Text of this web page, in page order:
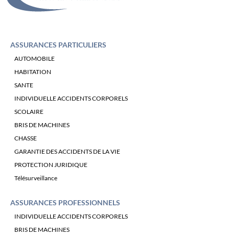
ASSURANCES PARTICULIERS
AUTOMOBILE
HABITATION
SANTE
INDIVIDUELLE ACCIDENTS CORPORELS
SCOLAIRE
BRIS DE MACHINES
CHASSE
GARANTIE DES ACCIDENTS DE LA VIE
PROTECTION JURIDIQUE
Télésurveillance
ASSURANCES PROFESSIONNELS
INDIVIDUELLE ACCIDENTS CORPORELS
BRIS DE MACHINES